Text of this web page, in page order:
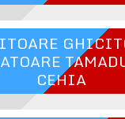
CEHIA